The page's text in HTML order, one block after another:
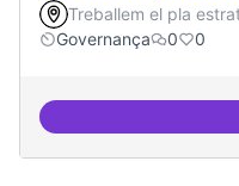
Treballem el pla
Governança
0 0